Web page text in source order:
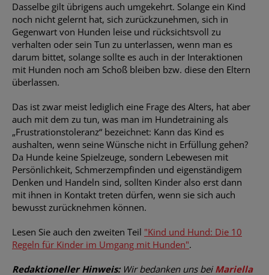
Dasselbe gilt übrigens auch umgekehrt. Solange ein Kind
noch nicht gelernt hat, sich zurückzunehmen, sich in
Gegenwart von Hunden leise und rücksichtsvoll zu
verhalten oder sein Tun zu unterlassen, wenn man es
darum bittet, solange sollte es auch in der Interaktionen
mit Hunden noch am Schoß bleiben bzw. diese den Eltern
überlassen.
Das ist zwar meist lediglich eine Frage des Alters, hat aber
auch mit dem zu tun, was man im Hundetraining als
„Frustrationstoleranz“ bezeichnet: Kann das Kind es
aushalten, wenn seine Wünsche nicht in Erfüllung gehen?
Da Hunde keine Spielzeuge, sondern Lebewesen mit
Persönlichkeit, Schmerzempfinden und eigenständigem
Denken und Handeln sind, sollten Kinder also erst dann
mit ihnen in Kontakt treten dürfen, wenn sie sich auch
bewusst zurücknehmen können.
Lesen Sie auch den zweiten Teil "Kind und Hund: Die 10
Regeln für Kinder im Umgang mit Hunden".
Redaktioneller Hinweis:Wir bedanken uns bei Mariella